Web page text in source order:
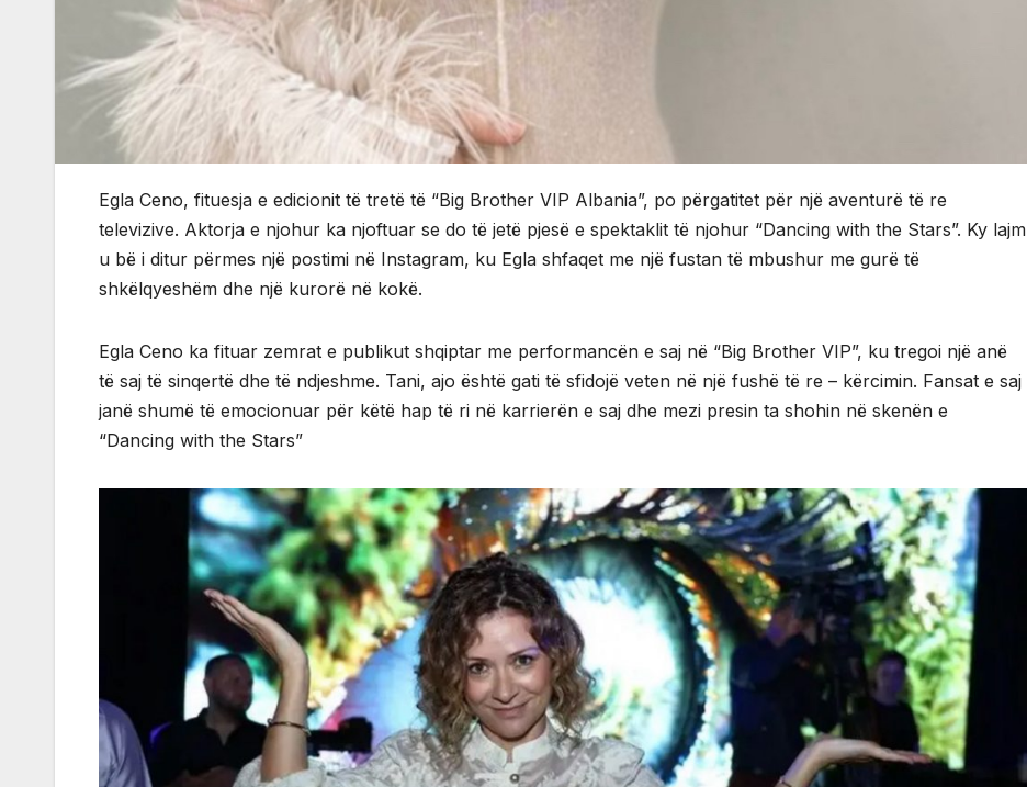
Egla Ceno, fituesja e edicionit të tretë të “Big Brother VIP Albania”, po përgatitet për një aventurë të re
televizive. Aktorja e njohur ka njoftuar se do të jetë pjesë e spektaklit të njohur “Dancing with the Stars”. Ky lajm
u bë i ditur përmes një postimi në Instagram, ku Egla shfaqet me një fustan të mbushur me gurë të
shkëlqyeshëm dhe një kurorë në kokë.
Egla Ceno ka fituar zemrat e publikut shqiptar me performancën e saj në “Big Brother VIP”, ku tregoi një anë
të saj të sinqertë dhe të ndjeshme. Tani, ajo është gati të sfidojë veten në një fushë të re – kërcimin. Fansat e saj
janë shumë të emocionuar për këtë hap të ri në karrierën e saj dhe mezi presin ta shohin në skenën e
“Dancing with the Stars”